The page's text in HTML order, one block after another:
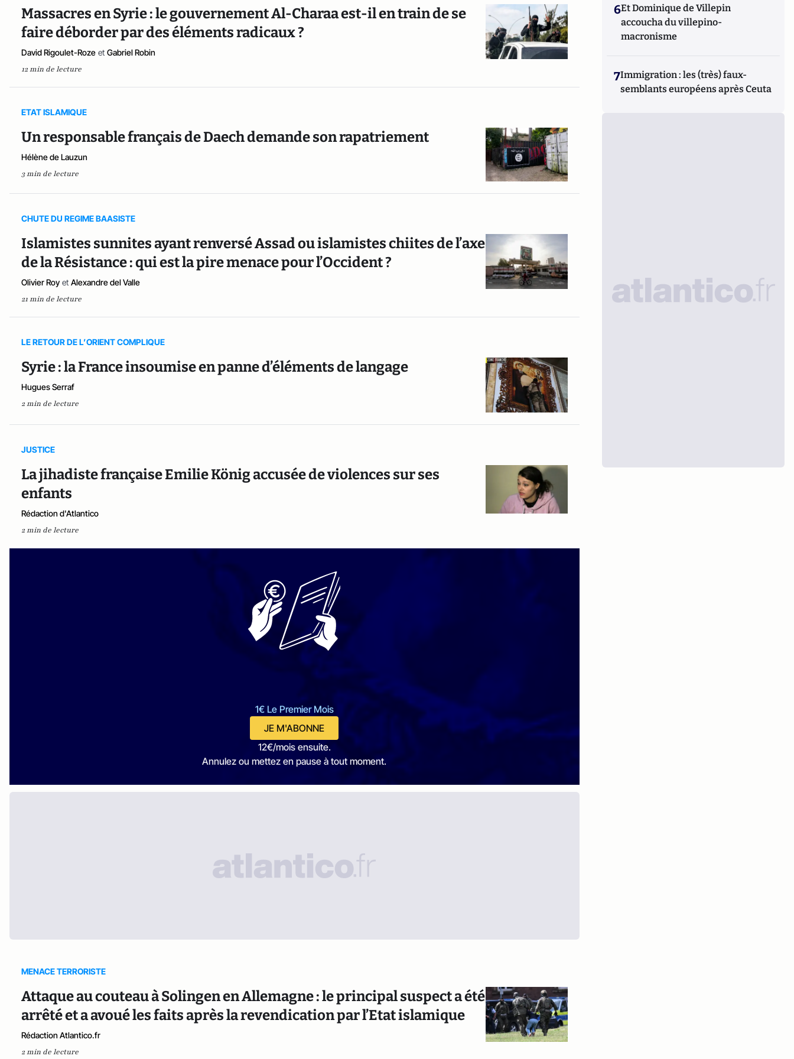
Massacres en Syrie : le gouvernement Al-Charaa est-il en train de se
faire déborder par des éléments radicaux ?
David Rigoulet-Roze et Gabriel Robin
12 min de lecture
ETAT ISLAMIQUE
Un responsable français de Daech demande son rapatriement
Hélène de Lauzun
3 min de lecture
CHUTE DU REGIME BAASISTE
Islamistes sunnites ayant renversé Assad ou islamistes chiites de l’axe
de la Résistance : qui est la pire menace pour l’Occident ?
Olivier Roy et Alexandre del Valle
21 min de lecture
LE RETOUR DE L’ORIENT COMPLIQUE
Syrie : la France insoumise en panne d’éléments de langage
Hugues Serraf
2 min de lecture
JUSTICE
La jihadiste française Emilie König accusée de violences sur ses
enfants
Rédaction d'Atlantico
2 min de lecture
1€ Le Premier Mois
JE M'ABONNE
12€/mois ensuite.
Annulez ou mettez en pause à tout moment.
MENACE TERRORISTE
Attaque au couteau à Solingen en Allemagne : le principal suspect a été
arrêté et a avoué les faits après la revendication par l’Etat islamique
Rédaction Atlantico.fr
2 min de lecture
6Et Dominique de Villepin
accoucha du villepino-
macronisme
7Immigration : les (très) faux-
semblants européens après Ceuta